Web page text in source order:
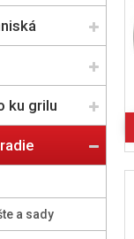
ku grilu
a sady